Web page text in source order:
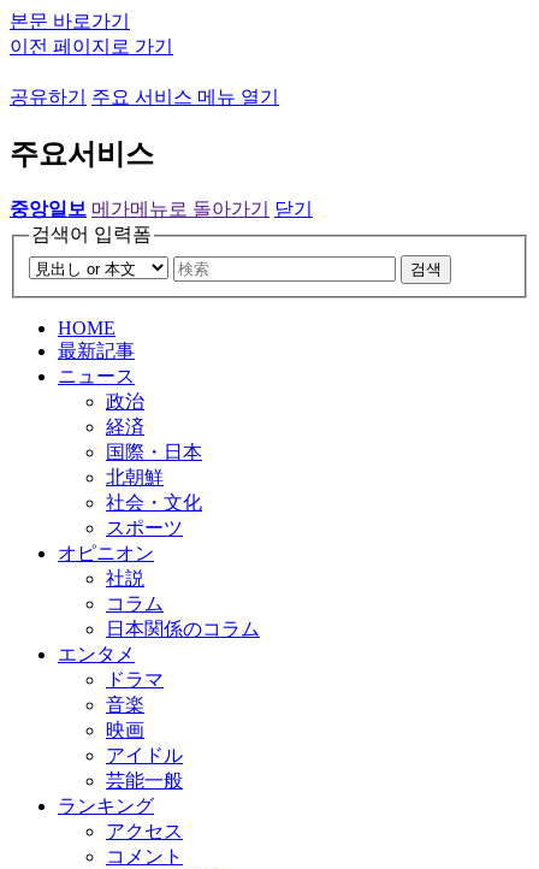
본문 바로가기
이전 페이지로 가기
공유하기 주요 서비스 메뉴 열기
주요서비스
중앙일보 메가메뉴로 돌아가기
닫기
검색어 입력폼
검색
HOME
最新記事
ニュース
政治
経済
国際・日本
北朝鮮
社会・文化
スポーツ
オピニオン
社説
コラム
日本関係のコラム
エンタメ
ドラマ
音楽
映画
アイドル
芸能一般
ランキング
アクセス
コメント